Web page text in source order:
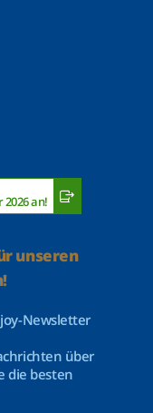
an!
unseren
Newsletter
über
die besten